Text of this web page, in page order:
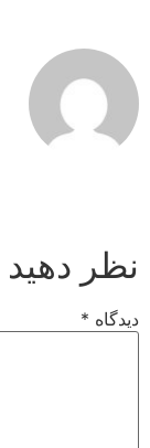
نظر دهید
دیدگاه *